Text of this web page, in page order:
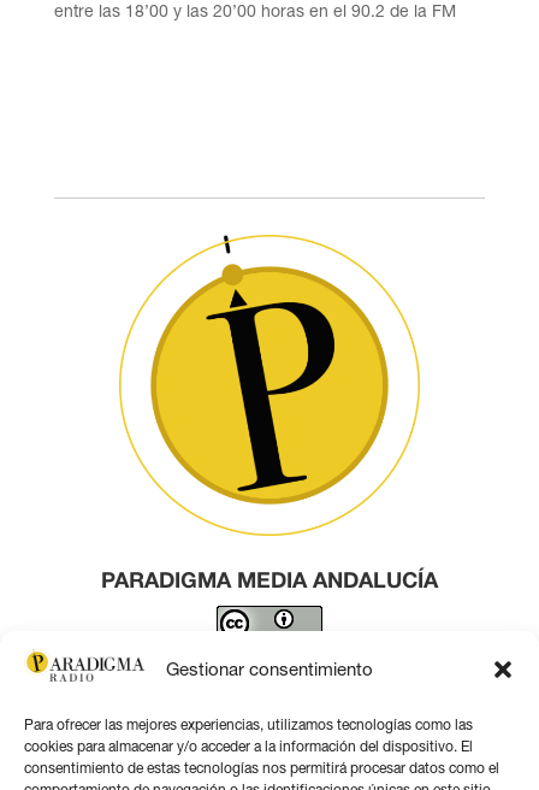
Gestionar consentimiento
Para ofrecer las mejores experiencias, utilizamos tecnologías como las
cookies para almacenar y/o acceder a la información del dispositivo. El
consentimiento de estas tecnologías nos permitirá procesar datos como el
entre las 18’00 y las 20’00 horas en el 90.2 de la FM
PARADIGMA MEDIA ANDALUCÍA
Este obra está bajo una licencia de Creative Commons
Contacto por correo